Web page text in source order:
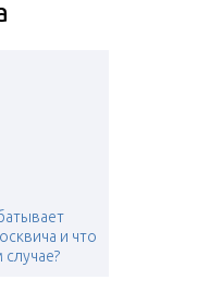
и что
случае?